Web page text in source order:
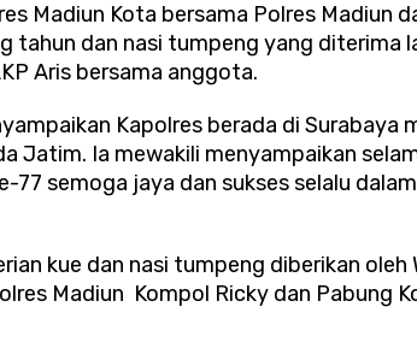
Madiun Kota bersama Polres Madiun
tahun dan nasi tumpeng yang diterima
Aris bersama anggota.
Kapolres berada di Surabaya
Jatim. Ia mewakili menyampaikan
77 semoga jaya dan sukses selalu
kue dan nasi tumpeng diberikan oleh
Madiun Kompol Ricky dan Pabung